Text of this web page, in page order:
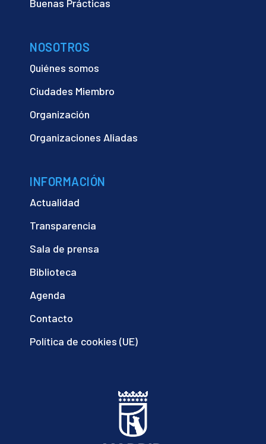
Buenas Prácticas
NOSOTROS
Quiénes somos
Ciudades Miembro
Organización
Organizaciones Aliadas
INFORMACIÓN
Actualidad
Transparencia
Sala de prensa
Biblioteca
Agenda
Contacto
Política de cookies (UE)